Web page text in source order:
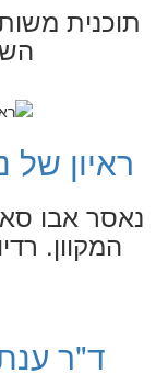
תוכנית
ראיון של
נאסר אבו
המקוון. רדיו
ד"ר